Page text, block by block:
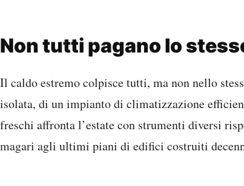
Non tutti pagano lo
Il caldo estremo colpisce tutti, ma non nello
isolata, di un impianto di climatizzazione
freschi affronta l’estate con strumenti diversi
magari agli ultimi piani di edifici costruiti